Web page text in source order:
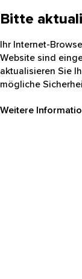
Bitte
Ihr Internet-
Website sind
aktualisieren Sie
mögliche
Weitere